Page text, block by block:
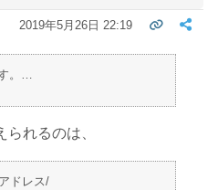
2019年5月26日 22:19
。…
れるのは、
ドレス/